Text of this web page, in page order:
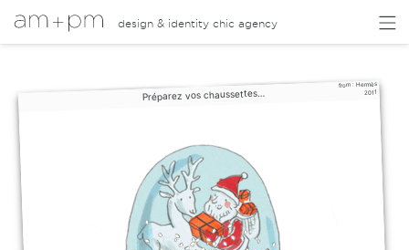
design & identity chic agency
Préparez vos chaussettes…
from : Hermès
2011